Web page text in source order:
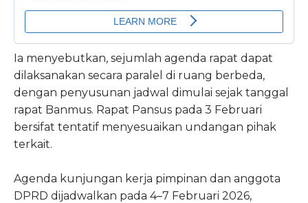
Ia menyebutkan, sejumlah agenda rapat dapat
dilaksanakan secara paralel di ruang berbeda,
dengan penyusunan jadwal dimulai sejak tanggal
rapat Banmus. Rapat Pansus pada 3 Februari
bersifat tentatif menyesuaikan undangan pihak
terkait.
Agenda kunjungan kerja pimpinan dan anggota
DPRD dijadwalkan pada 4–7 Februari 2026,